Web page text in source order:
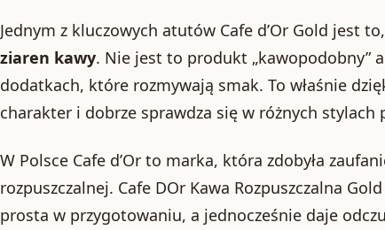
Jednym z kluczowych atutów Cafe d’Or Gold jest
ziaren kawy. Nie jest to produkt „kawopodobny”
dodatkach, które rozmywają smak. To właśnie
charakter i dobrze sprawdza się w różnych stylach
W Polsce Cafe d’Or to marka, która zdobyła
rozpuszczalnej. Cafe DOr Kawa Rozpuszczalna
prosta w przygotowaniu, a jednocześnie daje